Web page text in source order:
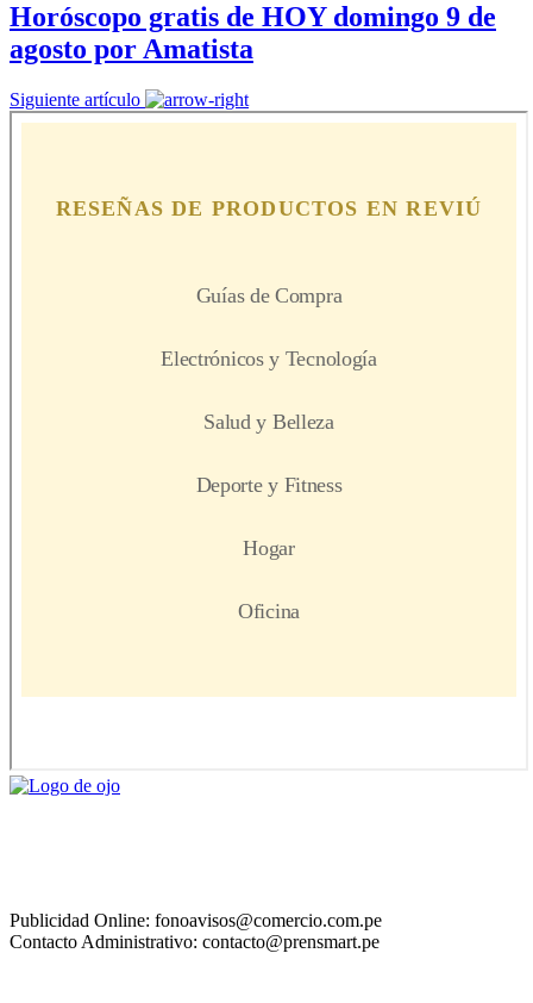
Horóscopo gratis de HOY domingo 9 de
agosto por Amatista
Siguiente artículo
Publicidad Online: fonoavisos@comercio.com.pe
Contacto Administrativo: contacto@prensmart.pe